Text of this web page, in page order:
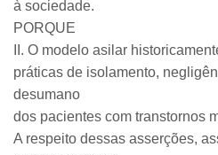
à sociedade.
PORQUE
II. O modelo asilar
práticas de isolamento,
desumano
dos pacientes com transtornos
A respeito dessas asserções,